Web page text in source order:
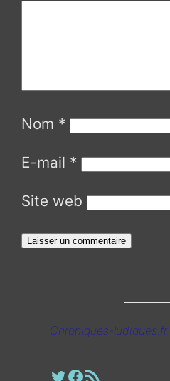
Nom *
E-mail *
Site web
Chroniques-ludiques.fr
Profil Twitter
Page Facebook
Fil RSS